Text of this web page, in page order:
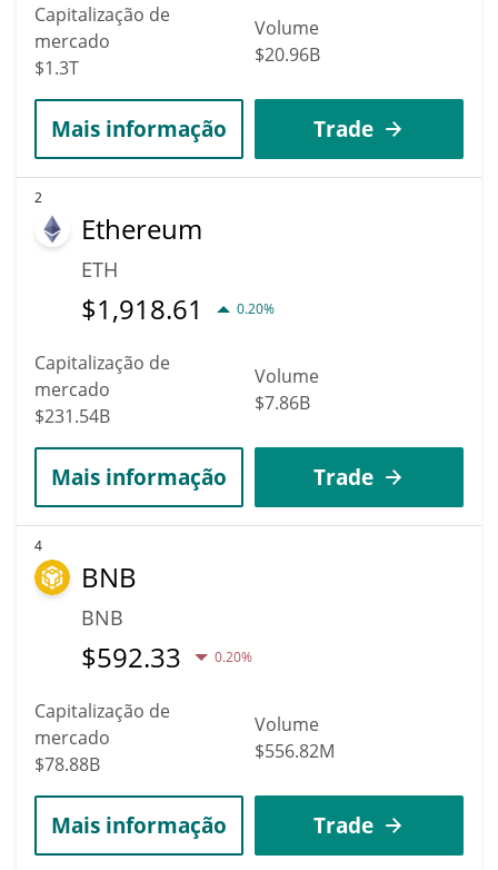
Capitalização de
mercado
$1.3T
Volume
$20.96B
Mais informação Trade
2
Ethereum
ETH
$1,918.61 0.20%
Capitalização de
mercado
$231.54B
Volume
$7.86B
Mais informação Trade
4
BNB
BNB
$592.33 0.20%
Capitalização de
mercado
$78.88B
Volume
$556.82M
Mais informação Trade